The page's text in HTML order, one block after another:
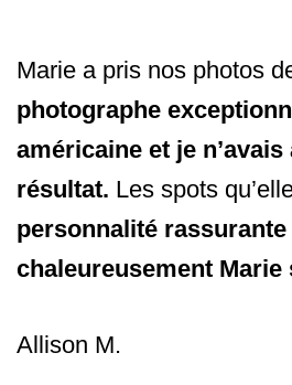
Marie a pris nos photos
photographe
américaine et je
résultat. Les spots
personnalité
chaleureusement
Allison M.